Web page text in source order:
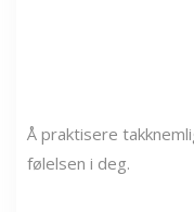
Å praktisere
følelsen i deg.